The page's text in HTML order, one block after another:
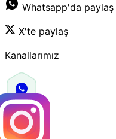
Whatsapp'da paylaş
X'te paylaş
Kanallarımız